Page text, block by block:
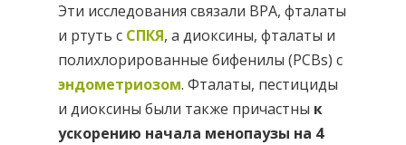
Эти исследования связали BPA, фталаты
и ртуть с СПКЯ, а диоксины, фталаты и
полихлорированные бифенилы (PCBs) с
эндометриозом. Фталаты, пестициды
и диоксины были также причастны к
ускорению начала менопаузы на 4